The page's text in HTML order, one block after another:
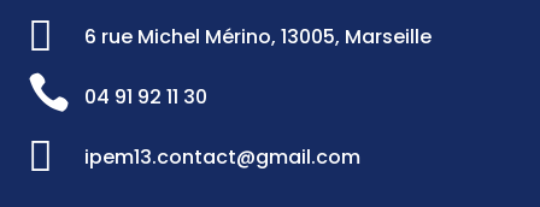

6 rue Michel Mérino, 13005, Marseille
 04 91 92 11 30
 ipem13.contact@gmail.com